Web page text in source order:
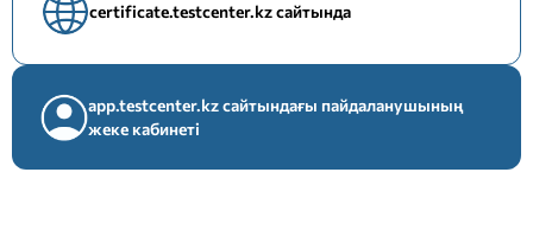
certificate.testcenter.kz сайтында
app.testcenter.kz сайтындағы пайдаланушының
жеке кабинеті